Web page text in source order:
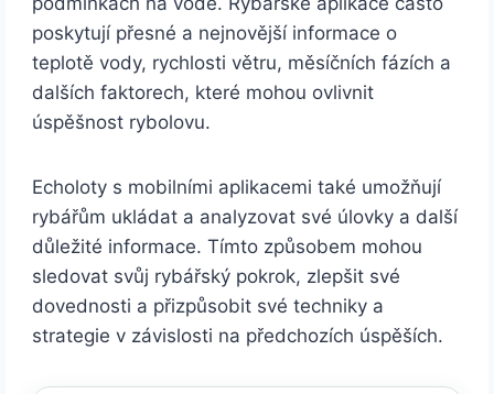
poskytují přesné a nejnovější informace o
teplotě vody, rychlosti větru, měsíčních fázích a
dalších faktorech, které mohou ovlivnit
úspěšnost rybolovu.
Echoloty s mobilními aplikacemi také umožňují
rybářům ukládat a analyzovat své úlovky a další
důležité informace. Tímto způsobem mohou
sledovat svůj rybářský pokrok, zlepšit své
dovednosti a přizpůsobit své techniky a
strategie v závislosti na předchozích úspěších.